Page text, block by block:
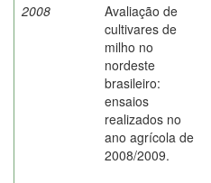
2008
Avaliação de
cultivares de
milho no
nordeste
brasileiro:
ensaios
realizados no
ano agrícola de
2008/2009.